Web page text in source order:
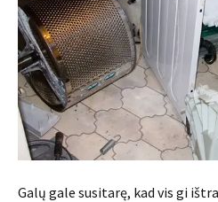
Galų gale susitarę, kad vis gi